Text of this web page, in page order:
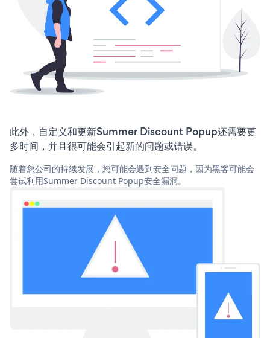
此外，自定义和更新Summer Discount Popup还需要更
多时间，并且很可能会引起新的问题或错误。
随着您公司的持续发展，您可能会遇到安全问题，因为黑客可能会
尝试利用Summer Discount Popup安全漏洞。